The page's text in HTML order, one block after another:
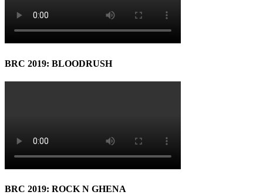
BRC 2019: BLOODRUSH
BRC 2019: ROCK N GHENA